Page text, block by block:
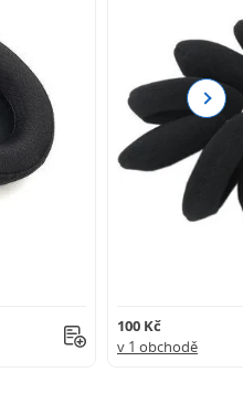
100 Kč
v 1 obchodě
Next